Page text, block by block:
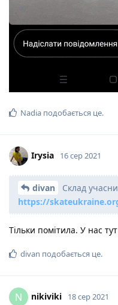
Nadia подобається це.
Irysia 16 сер 2021
divan
Склад
https://
Тільки помітила. У нас
divan подобається це.
N nikiviki 18 сер 2021